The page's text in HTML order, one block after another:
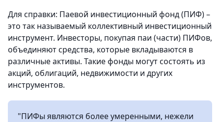
Для справки: Паевой инвестиционный фонд (ПИФ) –
это так называемый коллективный инвестиционный
инструмент. Инвесторы, покупая паи (части) ПИФов,
объединяют средства, которые вкладываются в
различные активы. Такие фонды могут состоять из
акций, облигаций, недвижимости и других
инструментов.
"ПИФы являются более умеренными, нежели